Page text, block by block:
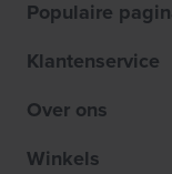
Populaire
Klantenservice
Over ons
Winkels